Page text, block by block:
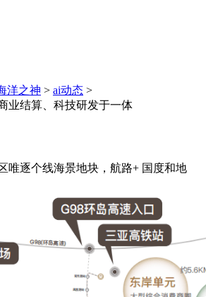
洋之神 > ai动态 >
业结算、科技研发于一体
逐个线海景地块，航路+ 国度和地